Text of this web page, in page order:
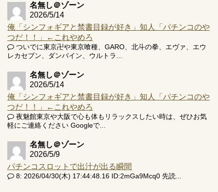
名無し＠ゾーン
2026/5/14
俺「シンフォギアと禁書目録が好き」知人「パチンコのや
つだ！！」←これやめろ
ついでに東京卍や東京喰種、GARO、北斗の拳、エヴァ、エウ
レカセブン、ダンバイン、ウルトラ...
名無し＠ゾーン
2026/5/14
俺「シンフォギアと禁書目録が好き」知人「パチンコのや
つだ！！」←これやめろ
夜魅館東京や大阪で心も体もリラックスしたい時は、ぜひお気
軽にご連絡ください Googleで...
名無し＠ゾーン
2026/5/9
パチンコスロットで出汁が出る瞬間
8: 2026/04/30(木) 17:44:48.16 ID:2mGa9Mcq0 先読...